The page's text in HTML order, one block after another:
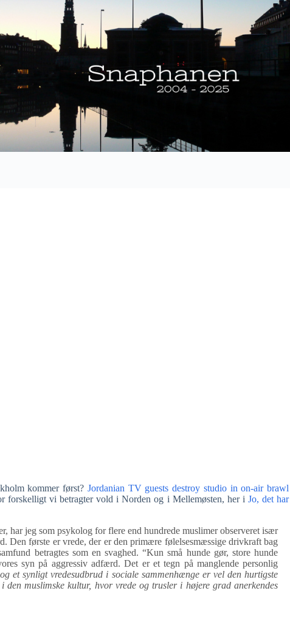
kommer først? Jordanian TV guests destroy studio in on-air brawl
forskelligt vi betragter vold i Norden og i Mellemøsten, her i Jo, det har
har jeg som psykolog for flere end hundrede muslimer observeret især
Den første er vrede, der er den primære følelsesmæssige drivkraft bag
betragtes som en svaghed. “Kun små hunde gør, store hunde
syn på aggressiv adfærd. Det er et tegn på manglende personlig
og et synligt vredesudbrud i sociale sammenhænge er vel den hurtigste
muslimske kultur, hvor vrede og trusler i højere grad anerkendes